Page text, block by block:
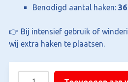
Benodigd aantal haken:
👉 Bij intensief gebruik of
wij extra haken te plaatsen.
Bevestigingshaken